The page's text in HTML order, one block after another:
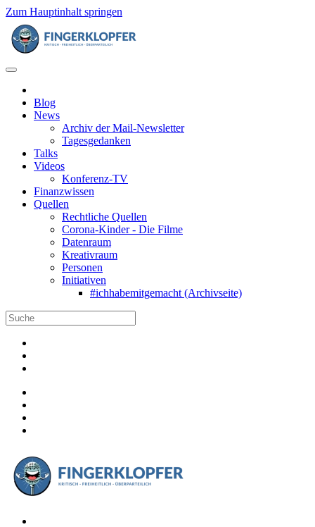
Zum Hauptinhalt springen
Blog
News
Archiv der Mail-Newsletter
Tagesgedanken
Talks
Videos
Konferenz-TV
Finanzwissen
Quellen
Rechtliche Quellen
Corona-Kinder - Die Filme
Datenraum
Kreativraum
Personen
Initiativen
#ichhabemitgemacht (Archivseite)